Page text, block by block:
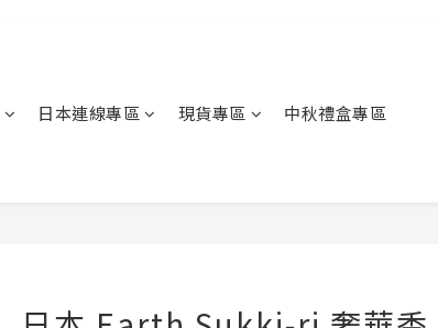
日本連線專區 現貨專區
中秋禮盒專區